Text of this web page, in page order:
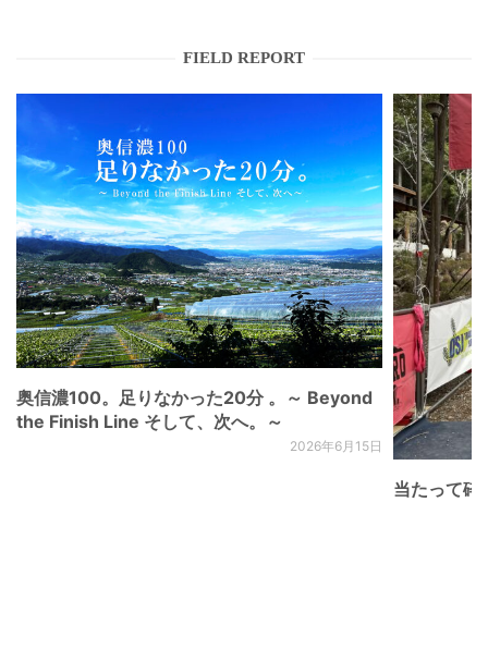
FIELD REPORT
奥信濃100。足りなかった20分 。～ Beyond
the Finish Line そして、次へ。～
2026年6月15日
当たって砕